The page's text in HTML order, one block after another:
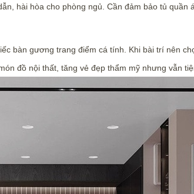
hài hòa cho phòng ngủ. Cần đảm bảo tủ quần
bàn gương trang điểm cá tính. Khi bài trí nên
đồ nội thất, tăng vẻ đẹp thẩm mỹ nhưng vẫn